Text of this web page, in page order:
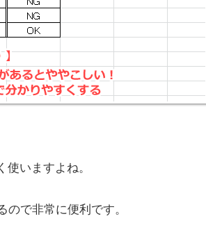
使いますよね。
ので非常に便利です。